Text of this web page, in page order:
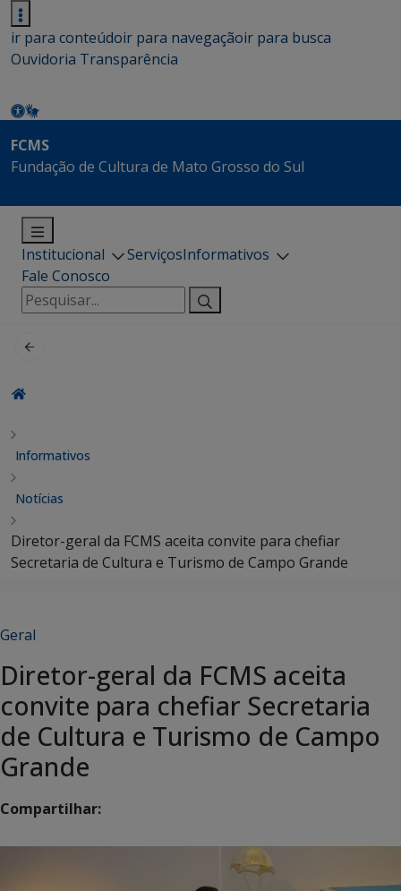
ir para conteúdoir para navegaçãoir para busca
Ouvidoria Transparência
FCMS
Fundação de Cultura de Mato Grosso do Sul
Institucional ServiçosInformativos
Fale Conosco
Pesquisar
por:
Informativos
Notícias
Diretor-geral da FCMS aceita convite para chefiar
Secretaria de Cultura e Turismo de Campo Grande
Geral
Diretor-geral da FCMS aceita
convite para chefiar Secretaria
de Cultura e Turismo de Campo
Grande
Compartilhar: